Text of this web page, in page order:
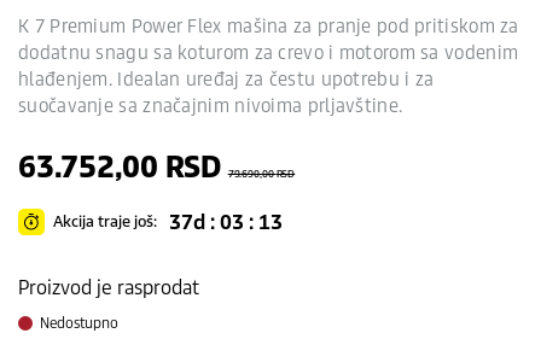
K 7 Premium Power Flex mašina za pranje pod pritiskom za
dodatnu snagu sa koturom za crevo i motorom sa vodenim
hlađenjem. Idealan uređaj za čestu upotrebu i za
suočavanje sa značajnim nivoima prljavštine.
63.752,00 RSD 79.690,00RSD
Akcija traje još: 37d : 03 : 13
Proizvod je rasprodat
Nedostupno